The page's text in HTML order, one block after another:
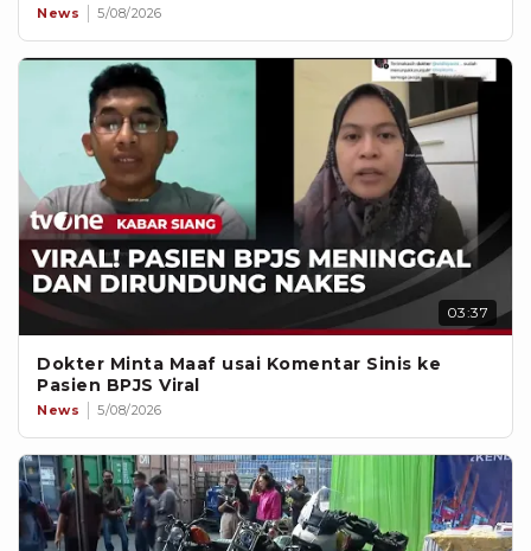
News 5/08/2026
03:37
Dokter Minta Maaf usai Komentar Sinis ke
Pasien BPJS Viral
News 5/08/2026